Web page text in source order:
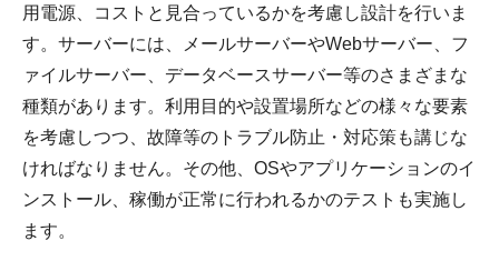
用電源、コストと見合っているかを考慮し設計を行いま
す。サーバーには、メールサーバーやWebサーバー、フ
ァイルサーバー、データベースサーバー等のさまざまな
種類があります。利用目的や設置場所などの様々な要素
を考慮しつつ、故障等のトラブル防止・対応策も講じな
ければなりません。その他、OSやアプリケーションのイ
ンストール、稼働が正常に行われるかのテストも実施し
ます。